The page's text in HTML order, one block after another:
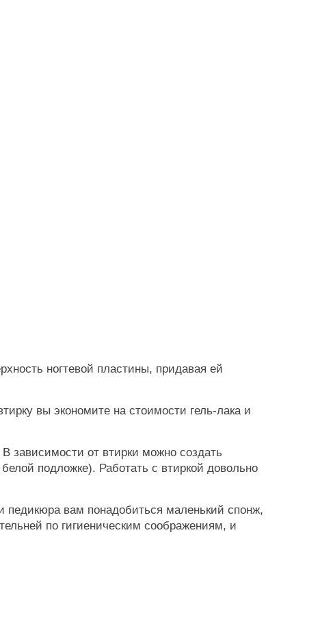
ногтевой пластины, придавая ей
вы экономите на стоимости гель-лака и
зависимости от втирки можно создать
подложке). Работать с втиркой довольно
педикюра вам понадобиться маленький спонж,
по гигиеническим соображениям, и